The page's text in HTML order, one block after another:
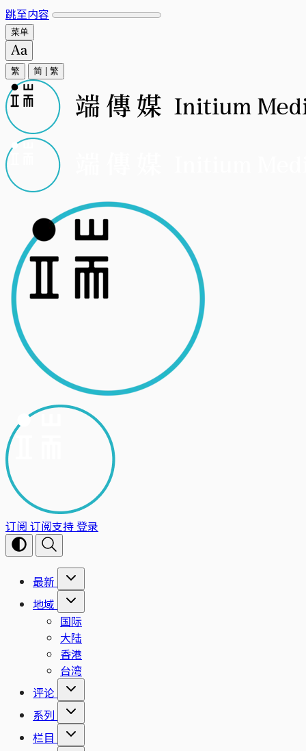
跳至内容
菜单
繁 简 繁
订阅 订阅支持登录
最新
地域
国际
大陆
香港
台湾
评论
系列
栏目